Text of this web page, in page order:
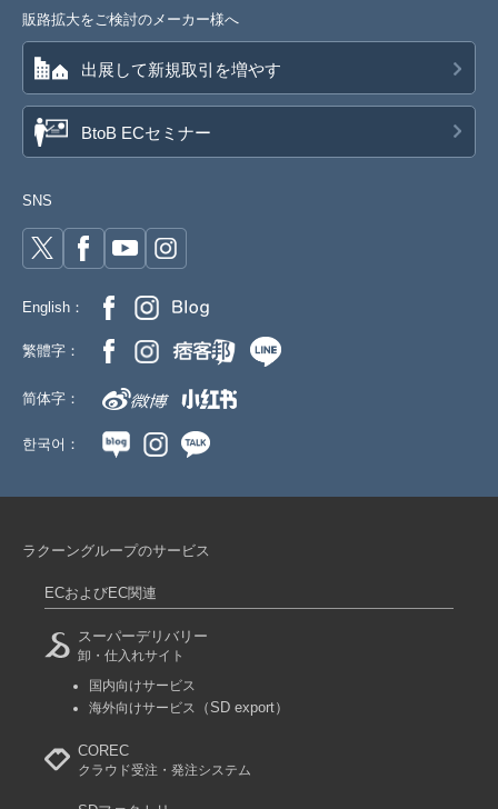
販路拡大をご検討のメーカー様へ
出展して新規取引を増やす
BtoB ECセミナー
SNS
English：
繁體字：
简体字：
한국어：
ラクーングループのサービス
ECおよびEC関連
スーパーデリバリー
卸・仕入れサイト
国内向けサービス
海外向けサービス
（SD export）
COREC
クラウド受注・発注システム